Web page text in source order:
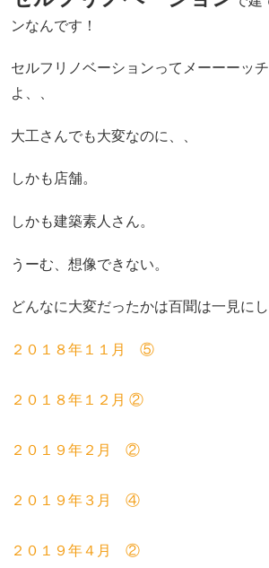
ンなんです！
セルフリノベーションってメーーーッ
よ、、
大工さんでも大変なのに、、
しかも店舗。
しかも建築素人さん。
うーむ、想像できない。
どんなに大変だったかは百聞は一見に
２０１８年１１月 ⑤
２０１８年１２月 ②
２０１９年２月 ②
２０１９年３月 ④
２０１９年４月 ②